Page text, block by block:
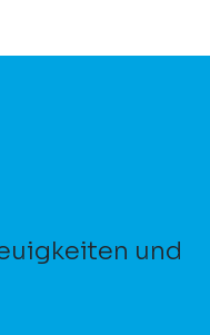
und